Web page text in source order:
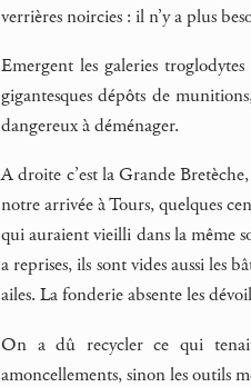
verrières noircies : il n’y a plus
Emergent les galeries
gigantesques dépôts de
dangereux à déménager.
A droite c’est la Grande
notre arrivée à Tours, quelques
qui auraient vieilli dans la même
a reprises, ils sont vides aussi les
ailes. La fonderie absente les
On a dû recycler ce qui
amoncellements, sinon les outils